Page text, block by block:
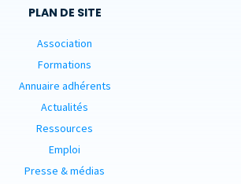
PLAN DE SITE
Association
Formations
Annuaire adhérents
Actualités
Ressources
Emploi
Presse & médias